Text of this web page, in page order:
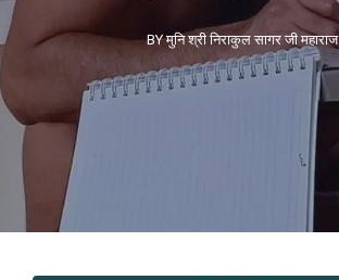
BY मुनि श्री निराकुल सागर जी महाराज